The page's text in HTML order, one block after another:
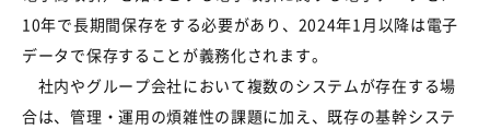
10年で長期間保存をする必要があり、2024年1月以降は電子
データで保存することが義務化されます。
社内やグループ会社において複数のシステムが存在する場
合は、管理・運用の煩雑性の課題に加え、既存の基幹システ